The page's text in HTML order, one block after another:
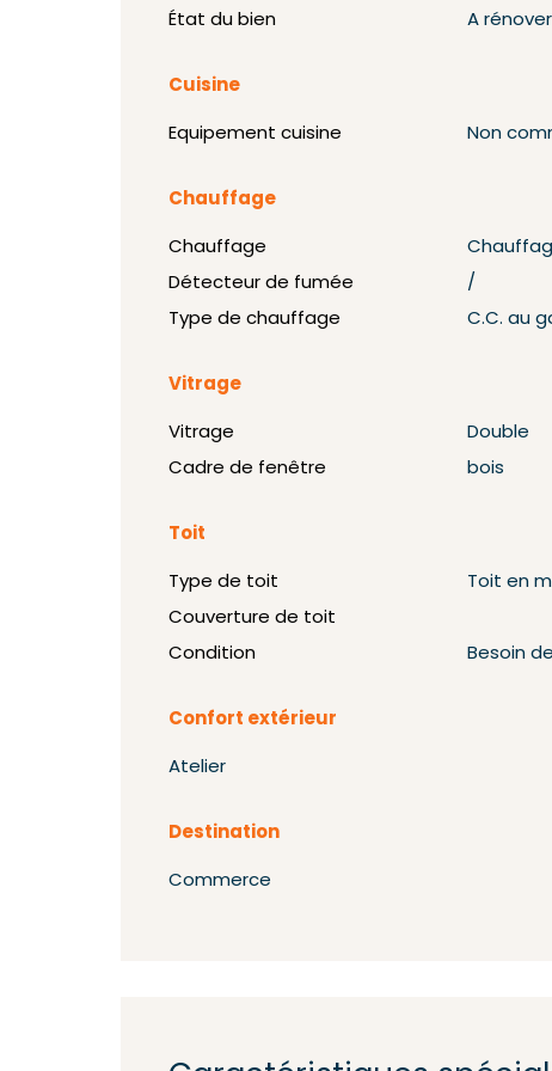
État du bien A rénover
Cuisine
Equipement cuisine Non
Chauffage
Chauffage
Détecteur de fumée
/
Type de chauffage
C.C. au
Vitrage
Vitrage
Double
Cadre de fenêtre
bois
Toit
Type de toit
Toit en
Couverture de toit
Condition
Besoin
Confort extérieur
Atelier
Destination
Commerce